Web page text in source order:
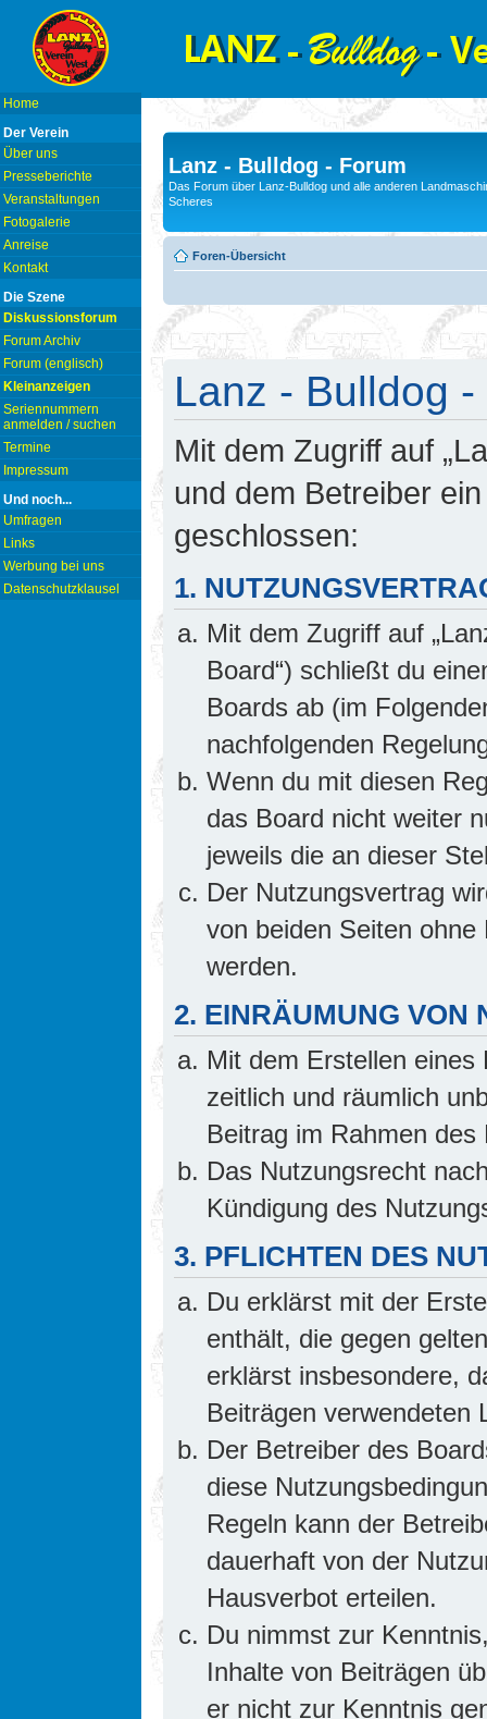
Home
Der Verein
Über uns
Presseberichte
Veranstaltungen
Fotogalerie
Anreise
Kontakt
Die Szene
Diskussionsforum
Forum Archiv
Forum (englisch)
Kleinanzeigen
Seriennummern
anmelden / suchen
Termine
Impressum
Und noch...
Umfragen
Links
Werbung bei uns
Datenschutzklausel
Lanz - Bulldog - Forum
Das Forum über Lanz-Bulldog und alle anderen
Scheres
Foren-Übersicht
Lanz - Bulldog
Mit dem Zugriff auf
und dem Betreiber
geschlossen:
1.
Mit dem Zugriff auf
Board“) schließt du
Boards ab (im
nachfolgenden
Wenn du mit diesen
das Board nicht weiter
jeweils die an dieser
Der Nutzungsvertrag
von beiden Seiten
werden.
2. EINRÄUMUNG VON
Mit dem Erstellen
zeitlich und räumlich
Beitrag im Rahmen
Das Nutzungsrecht
Kündigung des
3. PFLICHTEN DES
Du erklärst mit der
enthält, die gegen
erklärst insbesondere,
Beiträgen verwendeten
Der Betreiber des
diese
Regeln kann der
dauerhaft von der
Hausverbot erteilen.
Du nimmst zur
Inhalte von Beiträgen
er nicht zur Kenntnis